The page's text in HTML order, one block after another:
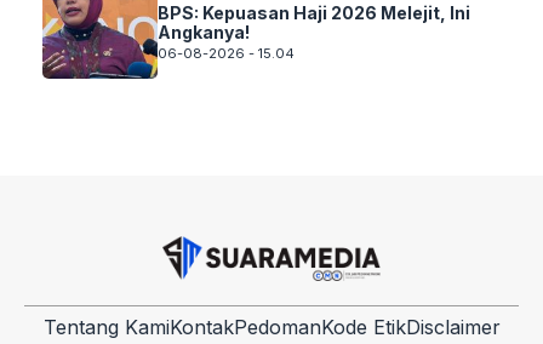
BPS: Kepuasan Haji 2026 Melejit, Ini
Angkanya!
06-08-2026 - 15.04
Tentang KamiKontakPedomanKode EtikDisclaimer